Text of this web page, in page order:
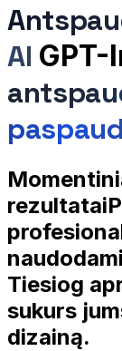
AI
rezultatai
Tiesiog
sukurs
dizainą.